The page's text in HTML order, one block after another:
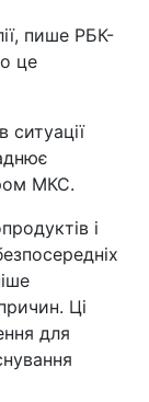
пише РБК-
це
ситуації
МКС.
і
Ці
для